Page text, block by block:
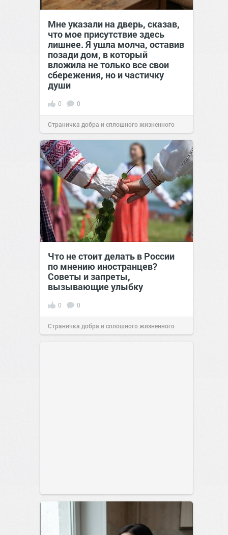
Мне указали на дверь, сказав,
что мое присутствие здесь
лишнее. Я ушла молча, оставив
позади дом, в который
вложила не только все свои
сбережения, но и частичку
души
0 0
Страничка добра и сплошного жизненного
позитива!00:29Сегодня
Что не стоит делать в России
по мнению иностранцев?
Советы и запреты,
вызывающие улыбку
0 0
Страничка добра и сплошного жизненного